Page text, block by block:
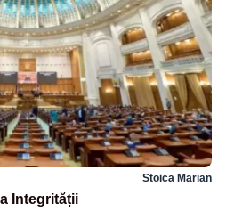
Stoica Marian
Integrității